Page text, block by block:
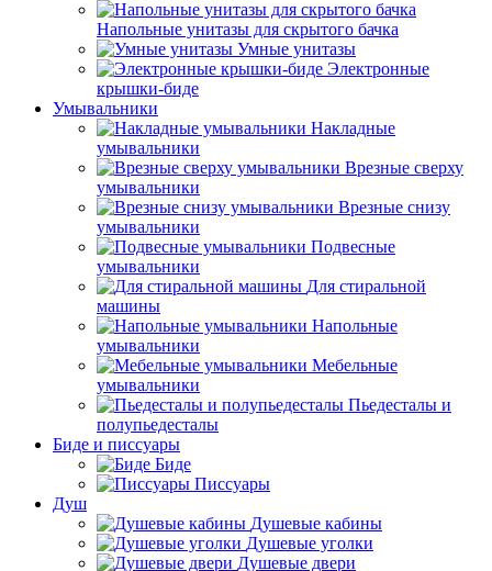
Напольные унитазы для скрытого бачка
Умные унитазы
Электронные
крышки-биде
Умывальники
Накладные
умывальники
Врезные сверху
умывальники
Врезные снизу
умывальники
Подвесные
умывальники
Для стиральной
машины
Напольные
умывальники
Мебельные
умывальники
Пьедесталы и
полупьедесталы
Биде и писсуары
Биде
Писсуары
Душ
Душевые кабины
Душевые уголки
Душевые двери